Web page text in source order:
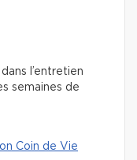
l’entretien
semaines de
Coin de Vie